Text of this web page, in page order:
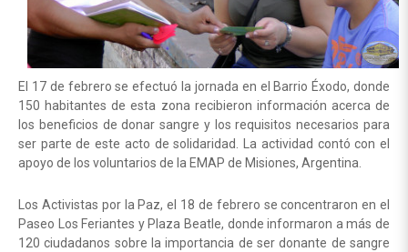
El 17 de febrero se efectuó la jornada en el Barrio Éxodo, donde
150 habitantes de esta zona recibieron información acerca de
los beneficios de donar sangre y los requisitos necesarios para
ser parte de este acto de solidaridad. La actividad contó con el
apoyo de los voluntarios de la EMAP de Misiones, Argentina.
Los Activistas por la Paz, el 18 de febrero se concentraron en el
Paseo Los Feriantes y Plaza Beatle, donde informaron a más de
120 ciudadanos sobre la importancia de ser donante de sangre